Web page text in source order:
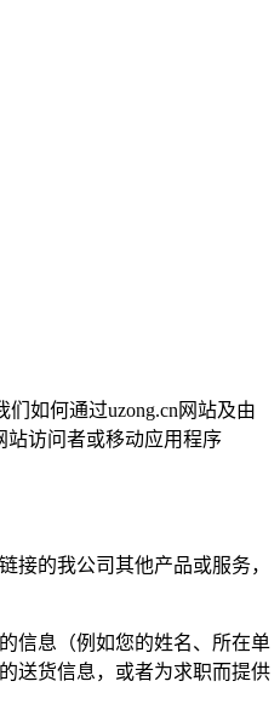
们如何通过uzong.cn网站及由
站访问者或移动应用程序
接的我公司其他产品或服务，
信息（例如您的姓名、所在单
送货信息，或者为求职而提供